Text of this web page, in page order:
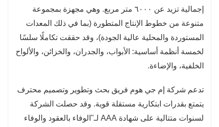
إجمالية تزيد عن ٦٠٠٠ متر مربع. وهي مجهزة بمجموعة
متنوعة من خطوط الإنتاج المتطورة (بما في ذلك المعدات
المستوردة والمحلية عالية الجودة)، وقد حققت تكاملًا سلسًا
لخمسة أنظمة أساسية: الأبواب، والجدران، والخزائن، والألواح
الخلفية، والإضاءة.
تدعم شركة إم جي هوم فريق بحث وتطوير وتصميم محترف
يتمتع بقدرات ابتكارية مستقلة قوية. وقد حصلت الشركة
لسنوات متتالية على شهادة AAA لـ"الوفاء بالعقود والوفاء